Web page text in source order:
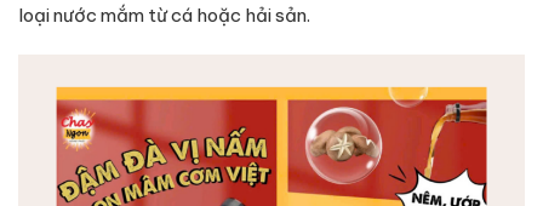
loại nước mắm từ cá hoặc hải sản.